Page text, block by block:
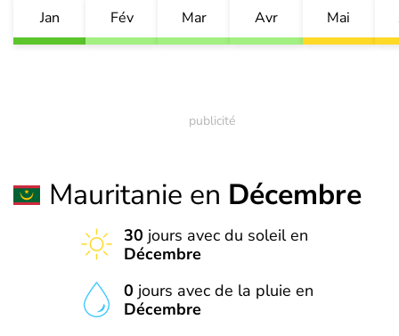
Jan Fév Mar Avr Mai
Mauritanie en Décembre
30 jours avec du soleil en
Décembre
0 jours avec de la pluie en
Décembre